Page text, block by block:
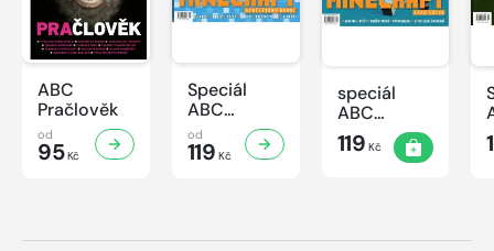
ABC
Pračlověk
od
95Kč
Speciál
ABC
Minecraft 3
od
119 Kč
speciál
ABC
Minecraft 2
119 Kč